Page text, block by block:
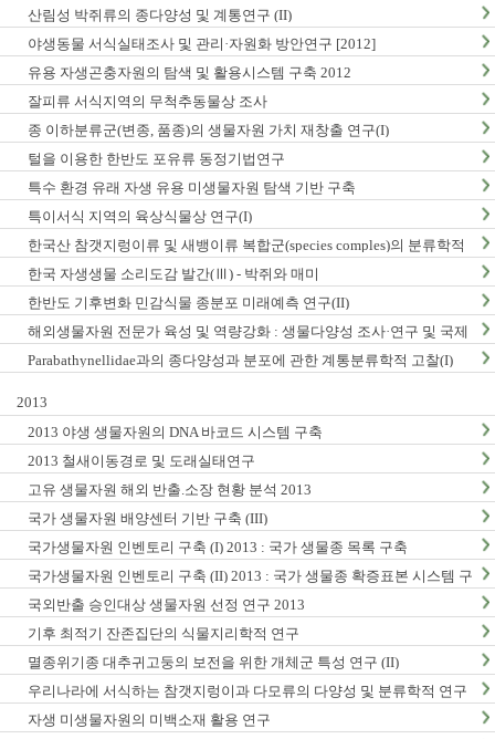
산림성 박쥐류의 종다양성 및 계통연구 (II)
야생동물 서식실태조사 및 관리·자원화 방안연구 [2012]
유용 자생곤충자원의 탐색 및 활용시스템 구축 2012
잘피류 서식지역의 무척추동물상 조사
종 이하분류군(변종, 품종)의 생물자원 가치 재창출 연구(I)
털을 이용한 한반도 포유류 동정기법연구
특수 환경 유래 자생 유용 미생물자원 탐색 기반 구축
특이서식 지역의 육상식물상 연구(I)
한국산 참갯지렁이류 및 새뱅이류 복합군(species comples)의 분류학적
연구
한국 자생생물 소리도감 발간(Ⅲ) - 박쥐와 매미
한반도 기후변화 민감식물 종분포 미래예측 연구(II)
해외생물자원 전문가 육성 및 역량강화 : 생물다양성 조사·연구 및 국제
협력
Parabathynellidae과의 종다양성과 분포에 관한 계통분류학적 고찰(I)
2013
2013 야생 생물자원의 DNA 바코드 시스템 구축
2013 철새이동경로 및 도래실태연구
고유 생물자원 해외 반출.소장 현황 분석 2013
국가 생물자원 배양센터 기반 구축 (III)
국가생물자원 인벤토리 구축 (I) 2013 : 국가 생물종 목록 구축
국가생물자원 인벤토리 구축 (II) 2013 : 국가 생물종 확증표본 시스템 구
축
국외반출 승인대상 생물자원 선정 연구 2013
기후 최적기 잔존집단의 식물지리학적 연구
멸종위기종 대추귀고둥의 보전을 위한 개체군 특성 연구 (II)
우리나라에 서식하는 참갯지렁이과 다모류의 다양성 및 분류학적 연구
(I)
자생 미생물자원의 미백소재 활용 연구